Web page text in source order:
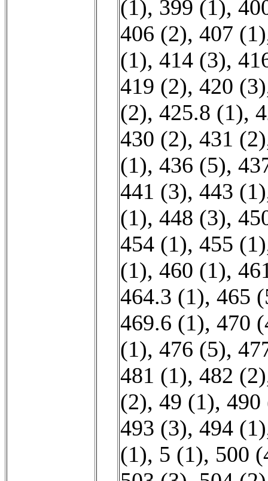
(1), 399 (1),
406 (2), 407 (1)
(1), 414 (3),
419 (2), 420 (3)
(2), 425.8 (1),
430 (2), 431 (2)
(1), 436 (5),
441 (3), 443 (1)
(1), 448 (3),
454 (1), 455 (1)
(1), 460 (1),
464.3 (1), 465
469.6 (1), 470
(1), 476 (5),
481 (1), 482 (2)
(2), 49 (1), 490
493 (3), 494 (1)
(1), 5 (1), 500